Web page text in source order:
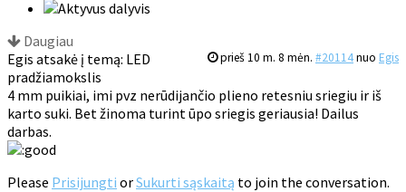
Daugiau
prieš 10 m. 8 mėn. #20114nuo Egis
Egis atsakė į temą: LED
pradžiamokslis
4 mm puikiai, imi pvz nerūdijančio plieno retesniu sriegiu ir iš
karto suki. Bet žinoma turint ūpo sriegis geriausia! Dailus
darbas.
Please Prisijungti orSukurti sąskaitą to join the conversation.